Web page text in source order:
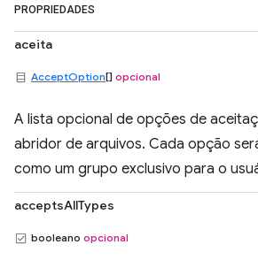
PROPRIEDADES
aceita
AcceptOption[] opcional
A lista opcional de opções de
abridor de arquivos. Cada opção
como um grupo exclusivo para o
acceptsAllTypes
booleano opcional